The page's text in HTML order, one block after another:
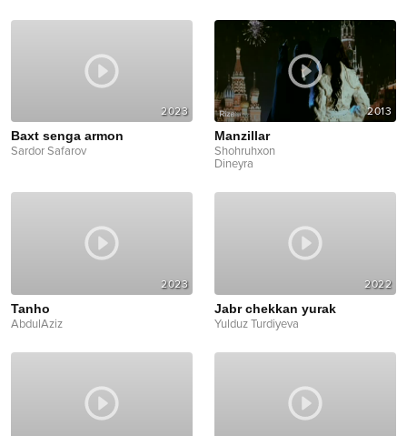
2023
Baxt senga armon
Sardor Safarov
2013
Manzillar
Shohruhxon
Dineyra
2023
Tanho
AbdulAziz
2022
Jabr chekkan yurak
Yulduz Turdiyeva